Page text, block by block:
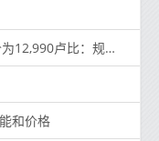
比：规格，销售日期
和价格